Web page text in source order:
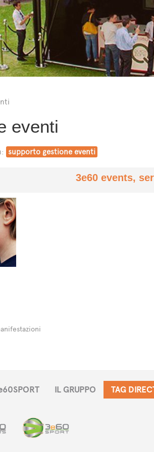
eventi
supporto gestione eventi
3e60 events,
IL GRUPPO TAG